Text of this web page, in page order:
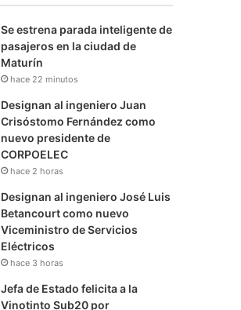
e
r
a
a
m
Se estrena parada inteligente de
pasajeros en la ciudad de
Maturín
hace 22 minutos
Designan al ingeniero Juan
Crisóstomo Fernández como
nuevo presidente de
CORPOELEC
hace 2 horas
Designan al ingeniero José Luis
Betancourt como nuevo
Viceministro de Servicios
Eléctricos
hace 3 horas
Jefa de Estado felicita a la
Vinotinto Sub20 por